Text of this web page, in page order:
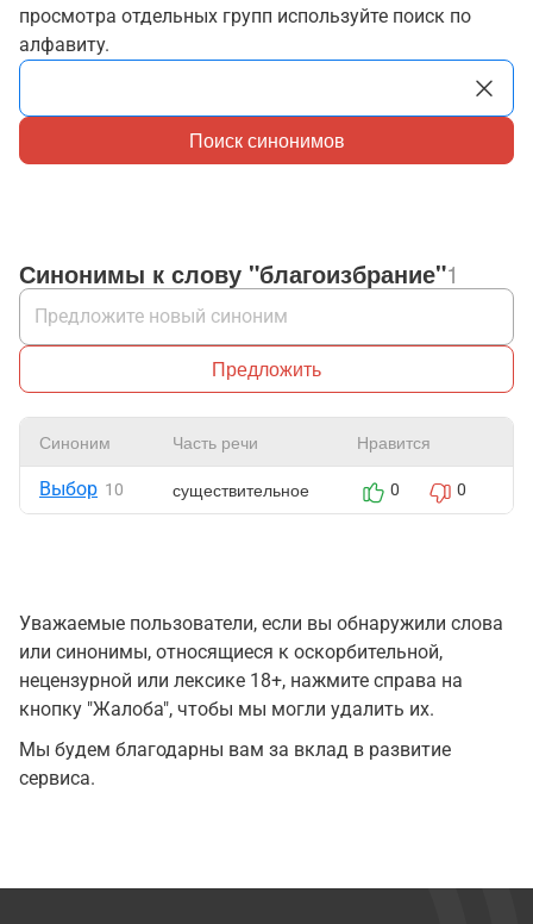
просмотра отдельных групп используйте поиск по
алфавиту.
Поиск синонимов
Синонимы к слову "благоизбрание"1
Предложить
Синоним Часть речи Нравится
Выбор 10 существительное 0 0
Уважаемые пользователи, если вы обнаружили слова
или синонимы, относящиеся к оскорбительной,
нецензурной или лексике 18+, нажмите справа на
кнопку "Жалоба", чтобы мы могли удалить их.
Мы будем благодарны вам за вклад в развитие
сервиса.